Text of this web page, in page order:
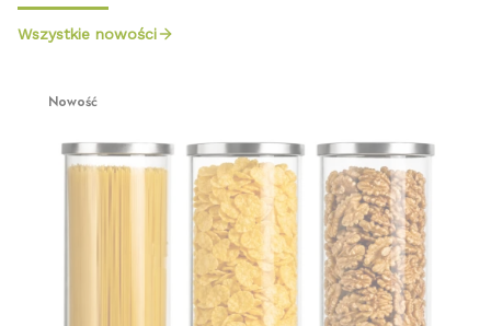
Wszystkie nowości
Nowość